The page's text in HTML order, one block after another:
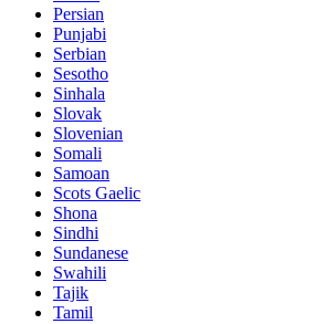
Persian
Punjabi
Serbian
Sesotho
Sinhala
Slovak
Slovenian
Somali
Samoan
Scots Gaelic
Shona
Sindhi
Sundanese
Swahili
Tajik
Tamil